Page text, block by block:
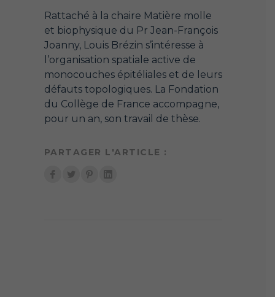
Rattaché à la chaire Matière molle
et biophysique du Pr Jean-François
Joanny, Louis Brézin s’intéresse à
l’organisation spatiale active de
monocouches épitéliales et de leurs
défauts topologiques. La Fondation
du Collège de France accompagne,
pour un an, son travail de thèse.
PARTAGER L'ARTICLE :